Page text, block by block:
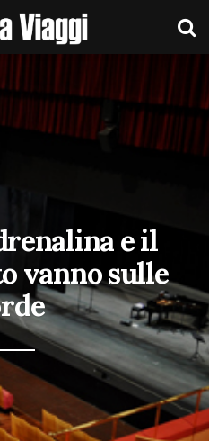
e il
vanno sulle